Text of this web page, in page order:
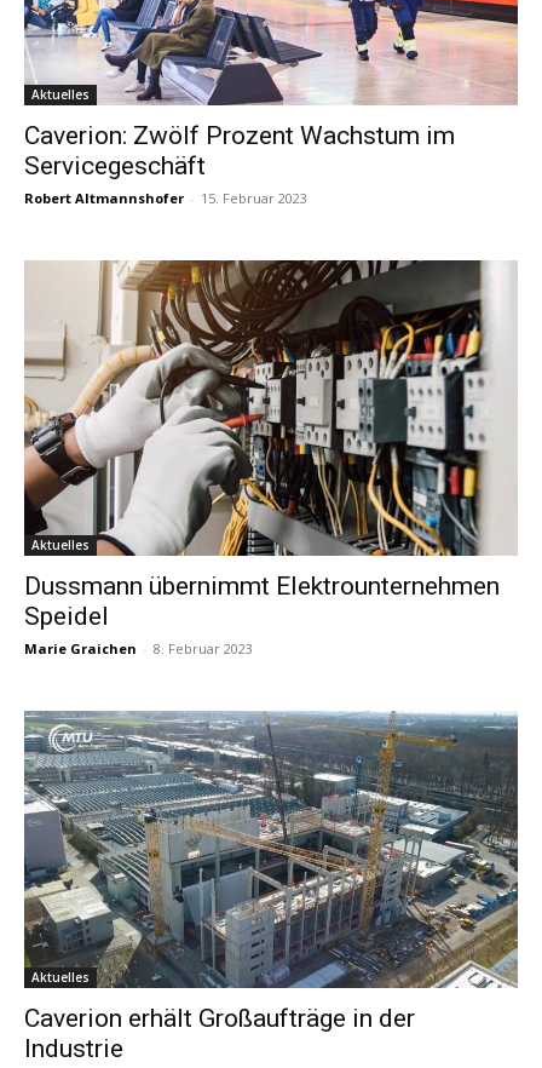
Aktuelles
Caverion: Zwölf Prozent Wachstum im
Servicegeschäft
Robert Altmannshofer - 15. Februar 2023
Aktuelles
Dussmann übernimmt Elektrounternehmen
Speidel
Marie Graichen - 8. Februar 2023
Aktuelles
Caverion erhält Großaufträge in der
Industrie